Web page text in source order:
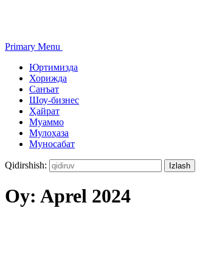
Primary Menu
Юртимизда
Хорижда
Санъат
Шоу-бизнес
Ҳайрат
Муаммо
Мулоҳаза
Муносабат
Qidirshish:
Oy: Aprel 2024